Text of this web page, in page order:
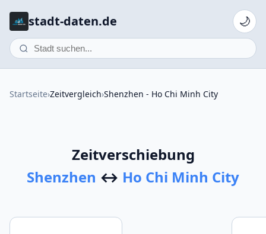
stadt-daten.de 🌙
Startseite›Zeitvergleich›Shenzhen - Ho Chi Minh City
Zeitverschiebung
Shenzhen ↔ Ho Chi Minh City